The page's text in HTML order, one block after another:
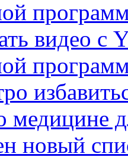
видео с
медицине
новый